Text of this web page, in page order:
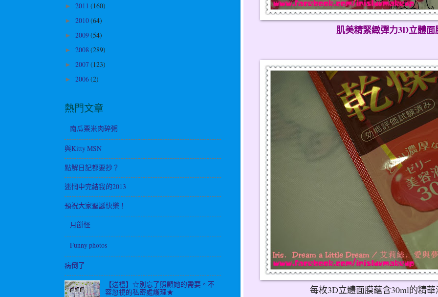
肌美精緊緻彈力3D立體
每枚3D立體面膜蘊含30ml的精
► 2011 (160)
► 2010(64)
► 2009(54)
► 2008 (289)
► 2007 (123)
► 2006(2)
熱門文章
南瓜粟米肉碎粥
與Kitty MSN
點解日記都要抄？
迷惘中完結我的2013
預祝大家聖誕快樂！
月餅怪
Funny photos
病倒了
【送禮】☆別忘了照顧她的需要。不
容忽視的私密處護理★